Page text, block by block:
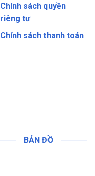
Chính sách quyền
riêng tư
Chính sách thanh toán
BẢN ĐỒ